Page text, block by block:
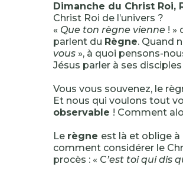
Dimanche du Christ Roi,
Christ Roi de l’univers ?
« Que ton règne vienne ! »
parlent du Règne. Quand
vous », à quoi pensons-
Jésus parler à ses disciples
Vous vous souvenez, le
Et nous qui voulons tout
observable ! Comment
Le règne est là et oblige
comment considérer le
procès : « C’est toi qui dis